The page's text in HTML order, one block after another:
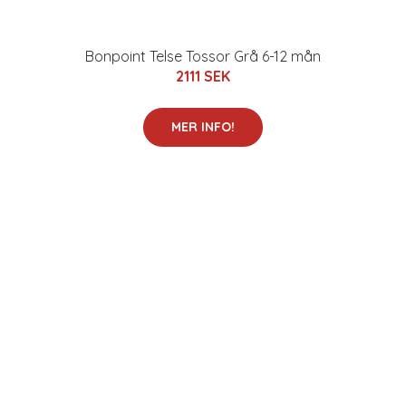
Bonpoint Telse Tossor Grå 6-12 mån
2111 SEK
MER INFO!